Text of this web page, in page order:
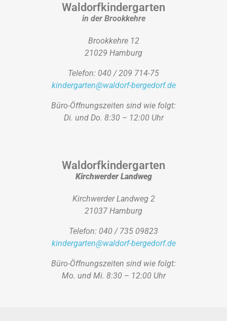
Waldorfkindergarten
in der Brookkehre
Brookkehre 12
21029 Hamburg
Telefon: 040 / 209 714-75
kindergarten@waldorf-bergedorf.de
Büro-Öffnungszeiten sind wie folgt:
Di. und Do. 8:30 – 12:00 Uhr
Waldorfkindergarten
Kirchwerder Landweg
Kirchwerder Landweg 2
21037 Hamburg
Telefon: 040 / 735 09823
kindergarten@waldorf-bergedorf.de
Büro-Öffnungszeiten sind wie folgt:
Mo. und Mi. 8:30 – 12:00 Uhr